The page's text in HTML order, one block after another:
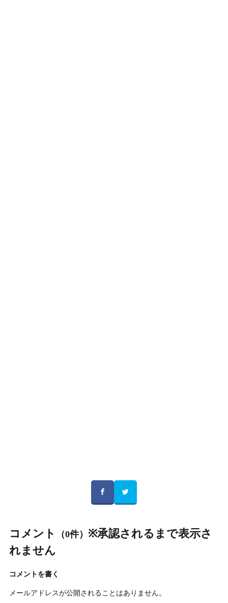
コメント （0件） ※承認されるまで表示さ
れません
コメントを書く
メールアドレスが公開されることはありません。